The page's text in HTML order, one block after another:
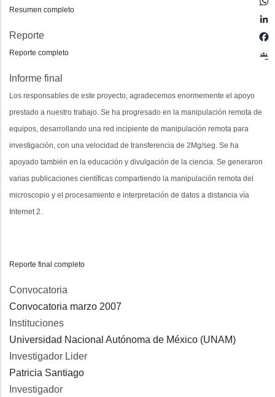
Resumen completo
Reporte
Reporte completo
Informe final
Los responsables de este proyecto, agradecemos enormemente el apoyo
prestado a nuestro trabajo. Se ha progresado en la manipulación remota de
equipos, desarrollando una red incipiente de manipulación remota para
investigación, con una velocidad de transferencia de 2Mg/seg. Se ha
apoyado también en la educación y divulgación de la ciencia. Se generaron
varias publicaciones científicas compartiendo la manipulación remota del
microscopio y el procesamiento e interpretación de datos a distancia vía
Internet 2.
Reporte final completo
Convocatoria
Convocatoria marzo 2007
Instituciones
Universidad Nacional Autónoma de México (UNAM)
Investigador Lider
Patricia Santiago
Investigador